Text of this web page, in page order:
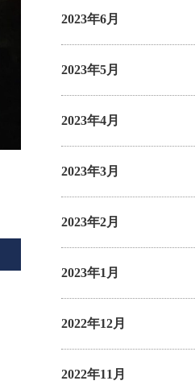
2023年6月
2023年5月
2023年4月
2023年3月
2023年2月
2023年1月
2022年12月
2022年11月